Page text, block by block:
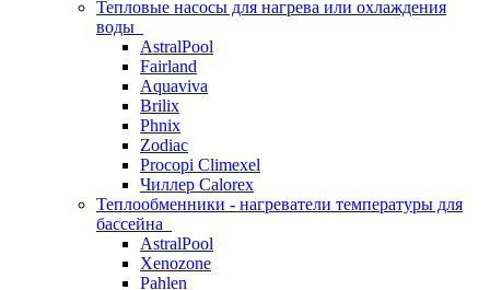
Тепловые насосы для нагрева или охлаждения
воды
AstralPool
Fairland
Aquaviva
Brilix
Phnix
Zodiac
Procopi Climexel
Чиллер Calorex
Теплообменники - нагреватели температуры для
бассейна
AstralPool
Xenozone
Pahlen